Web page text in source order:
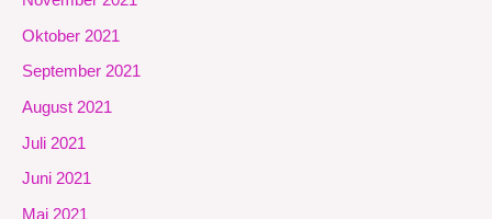
Oktober 2021
September 2021
August 2021
Juli 2021
Juni 2021
Mai 2021